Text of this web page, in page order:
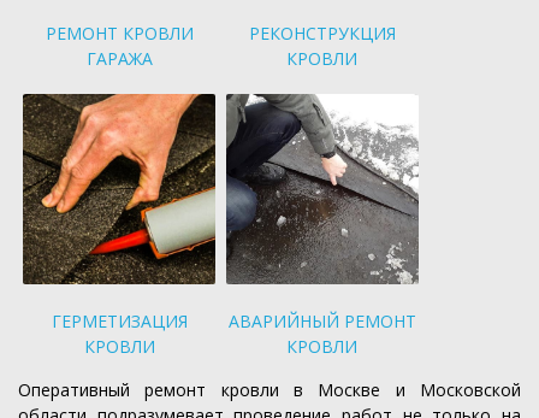
РЕМОНТ КРОВЛИ
ГАРАЖА
РЕКОНСТРУКЦИЯ
КРОВЛИ
ГЕРМЕТИЗАЦИЯ
КРОВЛИ
АВАРИЙНЫЙ РЕМОНТ
КРОВЛИ
Оперативный ремонт кровли в Москве и Московской